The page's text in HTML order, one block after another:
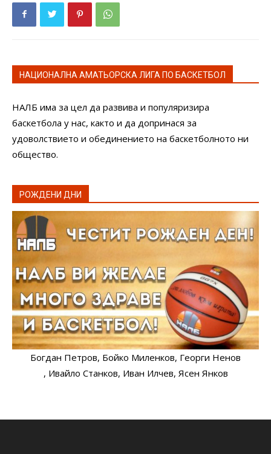
НАЦИОНАЛНА АМАТЬОРСКА ЛИГА ПО БАСКЕТБОЛ
НАЛБ има за цел да развива и популяризира
баскетбола у нас, както и да допринася за
удоволствието и обединението на баскетболното ни
общество.
РОЖДЕНИ ДНИ
Богдан Петров, Бойко Миленков, Георги Ненов
, Ивайло Станков, Иван Илчев, Ясен Янков